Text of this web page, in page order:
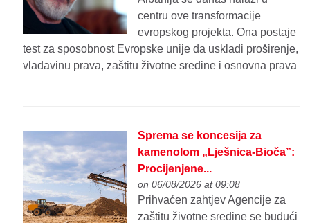
centru ove transformacije
evropskog projekta. Ona postaje
test za sposobnost Evropske unije da uskladi proširenje,
vladavinu prava, zaštitu životne sredine i osnovna prava
Sprema se koncesija za
kamenolom „Lješnica-Bioča”:
Procijenjene...
on 06/08/2026 at 09:08
Prihvaćen zahtjev Agencije za
zaštitu životne sredine se budući